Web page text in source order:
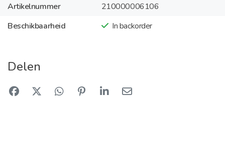
Artikelnummer
210000006106
Beschikbaarheid
In backorder
Delen